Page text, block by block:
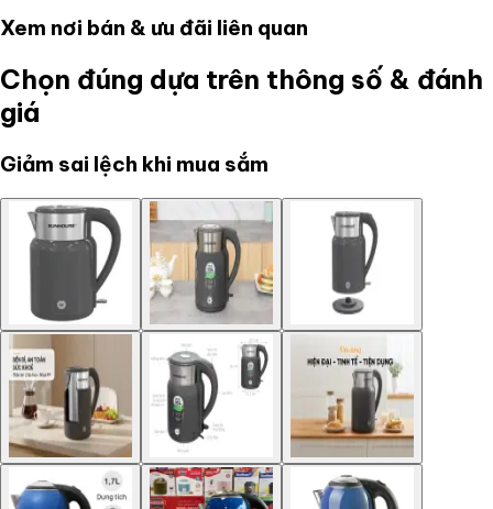
Xem nơi bán & ưu đãi liên quan
Chọn đúng dựa trên thông số & đánh
giá
Giảm sai lệch khi mua sắm